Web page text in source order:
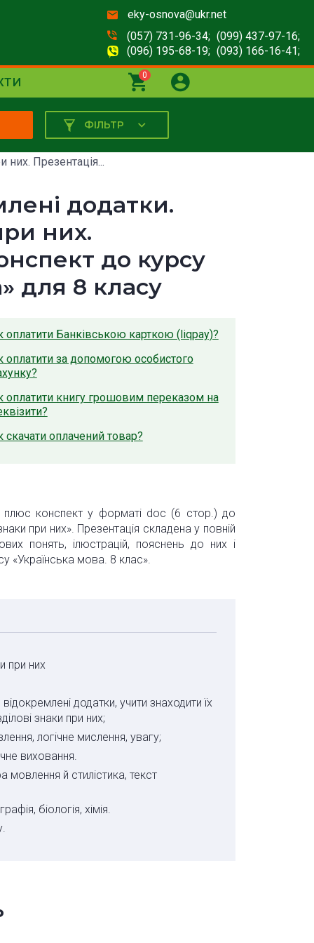
eky-osnova@ukr.net
(057) 731-96-34; (099) 437-97-16;
(096) 195-68-19; (093) 166-16-41;
0
ФІЛЬТР
них. Презентація...
додатки.
них.
до курсу
для 8 класу
оплатити Банківською карткою (liqpay)?
оплатити за допомогою особистого
оплатити книгу грошовим переказом на
скачати оплачений товар?
плюс конспект у форматі doc (6 стор.) до
при них». Презентація складена у повній
понять, ілюстрацій, пояснень до них і
«Українська мова. 8 клас».
при них
додатки, учити знаходити їх
знаки при них;
логічне мислення, увагу;
виховання.
мовлення й стилістика, текст
біологія, хімія.